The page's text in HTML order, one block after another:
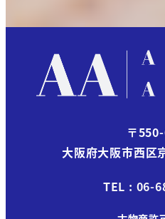
〒
大阪府大阪市西
TEL : 06-